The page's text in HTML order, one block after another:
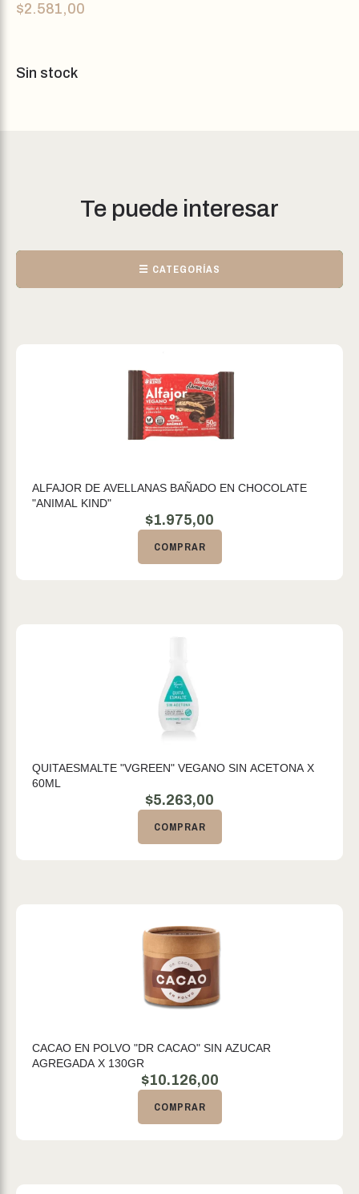
$2.581,00
Sin stock
Te puede interesar
☰ CATEGORÍAS
ALFAJOR DE AVELLANAS BAÑADO EN CHOCOLATE
"ANIMAL KIND"
$1.975,00
COMPRAR
QUITAESMALTE "VGREEN" VEGANO SIN ACETONA X
60ML
$5.263,00
COMPRAR
CACAO EN POLVO "DR CACAO" SIN AZUCAR
AGREGADA X 130GR
$10.126,00
COMPRAR